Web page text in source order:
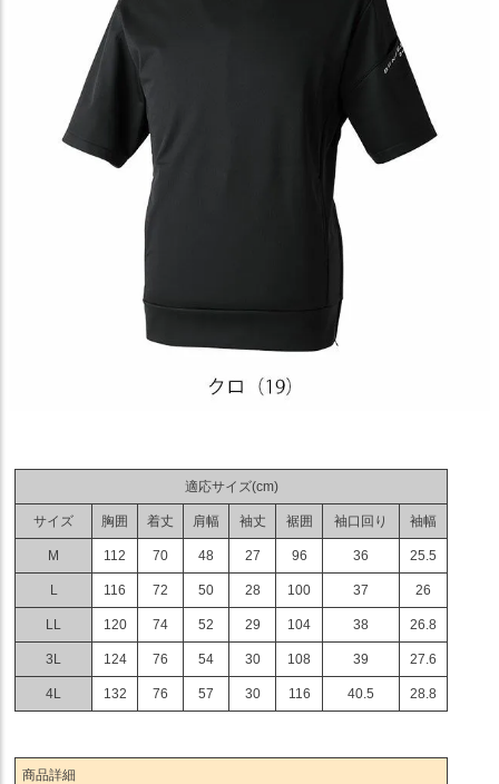
適応サイズ(cm)
サイズ 胸囲 着丈 肩幅 袖丈 裾囲 袖口回り 袖幅
M 112 70 48 27 96 36 25.5
L 116 72 50 28 100 37 26
LL 120 74 52 29 104 38 26.8
3L 124 76 54 30 108 39 27.6
4L 132 76 57 30 116 40.5 28.8
商品詳細